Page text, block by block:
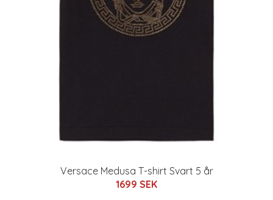
Versace Medusa T-shirt Svart 5 år
1699 SEK